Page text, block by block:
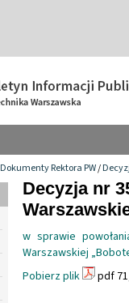
Dokumenty Rektora PW/
Decyzja nr
w sprawie
Warszawskiej
Pobierz plik
pdf